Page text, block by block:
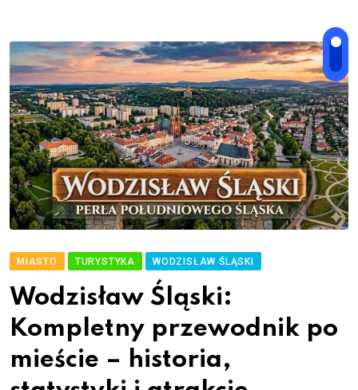
MIASTO TURYSTYKA WODZISŁAW ŚLĄSKI
Wodzisław Śląski:
Kompletny przewodnik po
mieście – historia,